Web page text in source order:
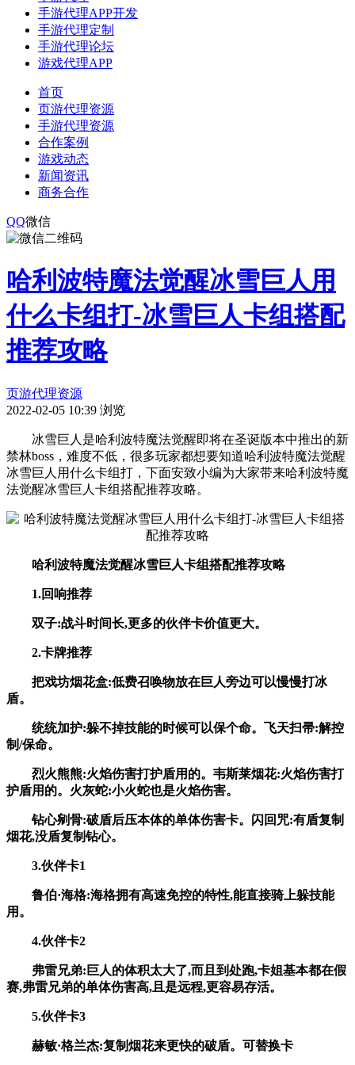
手游代理APP开发
手游代理定制
手游代理论坛
游戏代理APP
首页
页游代理资源
手游代理资源
合作案例
游戏动态
新闻资讯
商务合作
QQ微信
哈利波特魔法觉醒冰雪巨人用
什么卡组打-冰雪巨人卡组搭配
推荐攻略
页游代理资源
2022-02-05 10:39 浏览
冰雪巨人是哈利波特魔法觉醒即将在圣诞版本中推出的新
禁林boss，难度不低，很多玩家都想要知道哈利波特魔法觉醒
冰雪巨人用什么卡组打，下面安致小编为大家带来哈利波特魔
法觉醒冰雪巨人卡组搭配推荐攻略。
哈利波特魔法觉醒冰雪巨人卡组搭配推荐攻略
1.回响推荐
双子:战斗时间长,更多的伙伴卡价值更大。
2.卡牌推荐
把戏坊烟花盒:低费召唤物放在巨人旁边可以慢慢打冰
盾。
统统加护:躲不掉技能的时候可以保个命。飞天扫帚:解控
制/保命。
烈火熊熊:火焰伤害打护盾用的。韦斯莱烟花:火焰伤害打
护盾用的。火灰蛇:小火蛇也是火焰伤害。
钻心剜骨:破盾后压本体的单体伤害卡。闪回咒:有盾复制
烟花,没盾复制钻心。
3.伙伴卡1
鲁伯·海格:海格拥有高速免控的特性,能直接骑上躲技能
用。
4.伙伴卡2
弗雷兄弟:巨人的体积太大了,而且到处跑,卡姐基本都在假
赛,弗雷兄弟的单体伤害高,且是远程,更容易存活。
5.伙伴卡3
赫敏·格兰杰:复制烟花来更快的破盾。可替换卡